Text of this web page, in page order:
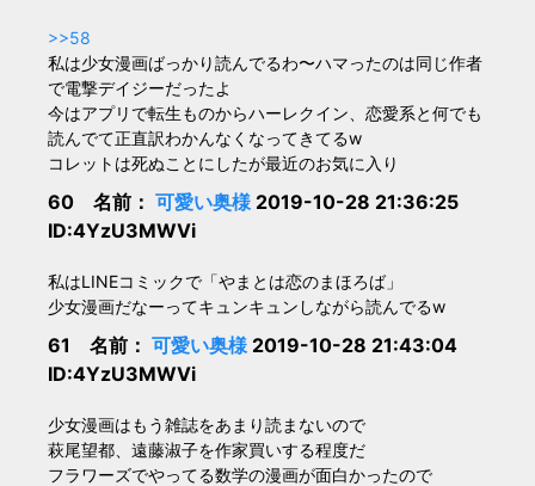
>>58
私は少女漫画ばっかり読んでるわ〜ハマったのは同じ作者
で電撃デイジーだったよ
今はアプリで転生ものからハーレクイン、恋愛系と何でも
読んでて正直訳わかんなくなってきてるw
コレットは死ぬことにしたが最近のお気に入り
60 名前： 可愛い奥様2019-10-28 21:36:25
ID:4YzU3MWVi
私はLINEコミックで「やまとは恋のまほろば」
少女漫画だなーってキュンキュンしながら読んでるw
61 名前： 可愛い奥様2019-10-28 21:43:04
ID:4YzU3MWVi
少女漫画はもう雑誌をあまり読まないので
萩尾望都、遠藤淑子を作家買いする程度だ
フラワーズでやってる数学の漫画が面白かったので